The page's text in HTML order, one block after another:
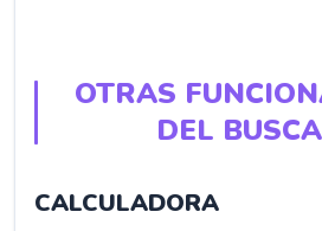
OTRAS
DEL
CALCULADORA